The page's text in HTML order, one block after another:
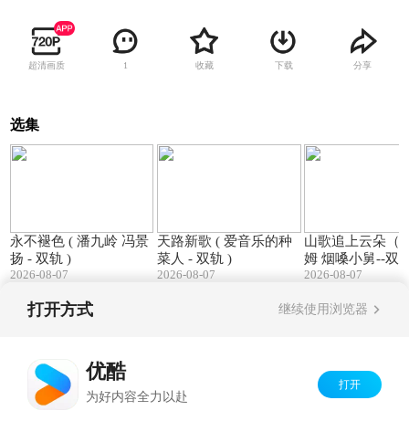
超清画质 1 收藏 下载 分享
选集
永不褪色 ( 潘九岭 冯景
扬 - 双轨 )
2026-08-07
天路新歌 ( 爱音乐的种
菜人 - 双轨 )
2026-08-07
山歌追上云朵（
姆 烟嗓小舅--双
2026-08-07
打开方式 继续使用浏览器
优酷
为好内容全力以赴
打开